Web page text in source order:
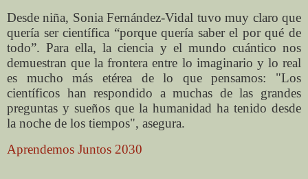
Desde niña, Sonia Fernández-Vidal tuvo muy claro que
quería ser científica “porque quería saber el por qué de
todo”. Para ella, la ciencia y el mundo cuántico nos
demuestran que la frontera entre lo imaginario y lo real
es mucho más etérea de lo que pensamos: "Los
científicos han respondido a muchas de las grandes
preguntas y sueños que la humanidad ha tenido desde
la noche de los tiempos", asegura.
Aprendemos Juntos 2030